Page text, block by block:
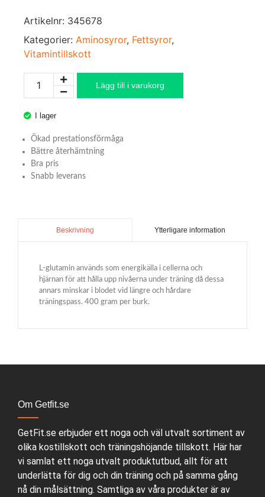
Artikelnr: 345678
Kategorier: Aminosyror, Fettsyror,
Vitamintillskott
Lägg till i varukorg
I lager
Ökad prestationsförmåga
Bättre återhämtning
Bra pris
Snabb leverans
Beskrivning Ytterligare information
L-glutamin används som energikälla i cellerna och
hjärnan för att hålla upp nivåerna under träning då dessa
annars minskar i blodet vid längre och hårdare
träningspass. 400 gram per burk.
Om Getfit.se
GetFit.se erbjuder ett noga och väl utvalt sortiment av
olika kostillskott och träningshöjande tillskott. Här har
vi samlat ett noga utvalt produktutbud, allt för att
underlätta för dig och din träning och på samma gång
nå din målsättning. Samtliga av våra produkter är av